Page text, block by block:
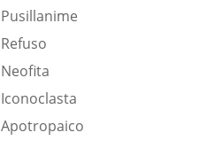
Pusillanime
Refuso
Neofita
Iconoclasta
Apotropaico